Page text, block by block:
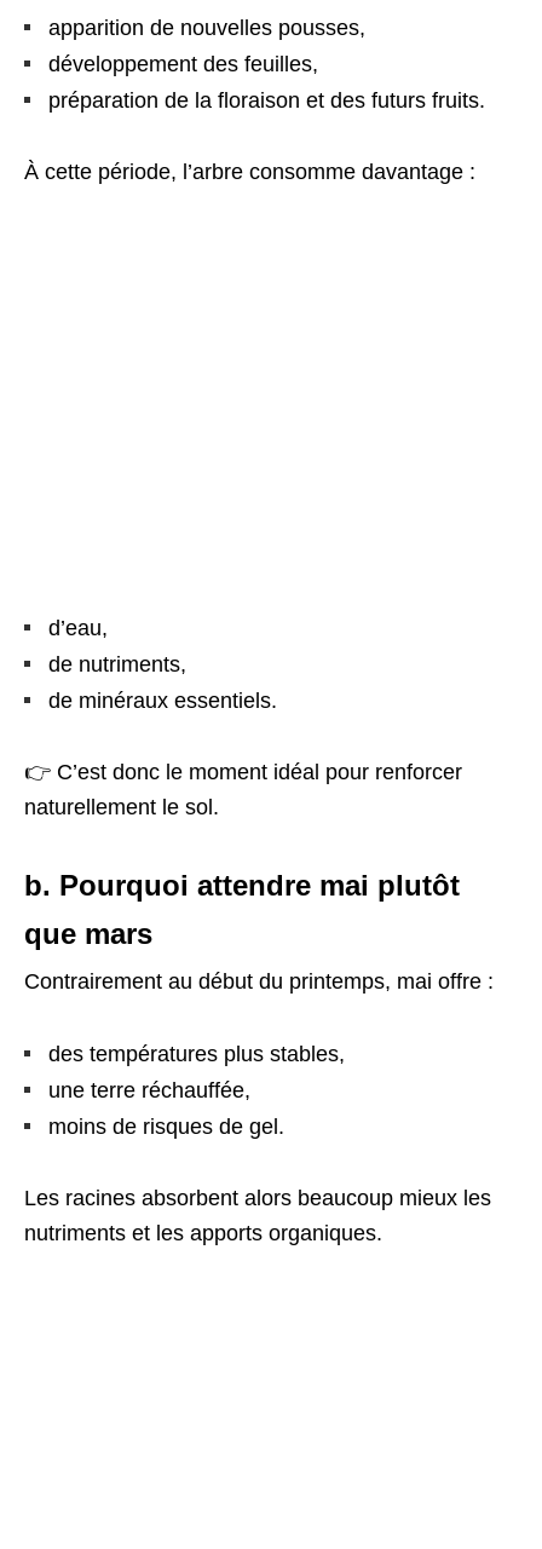
apparition de nouvelles pousses,
développement des feuilles,
préparation de la floraison et des futurs fruits.
À cette période, l’arbre consomme davantage :
d’eau,
de nutriments,
de minéraux essentiels.
👉 C’est donc le moment idéal pour renforcer
naturellement le sol.
b. Pourquoi attendre mai plutôt
que mars
Contrairement au début du printemps, mai offre :
des températures plus stables,
une terre réchauffée,
moins de risques de gel.
Les racines absorbent alors beaucoup mieux les
nutriments et les apports organiques.